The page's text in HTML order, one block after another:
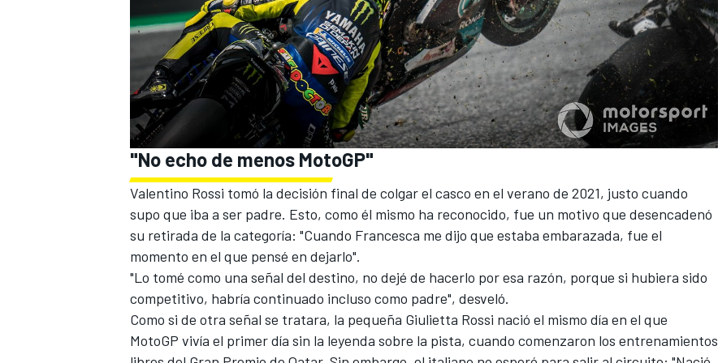
"No echo de menos MotoGP"
Valentino Rossi tomó la decisión final de colgar el casco en el verano de 2021, justo cuando
supo que iba a ser padre. Esto, como él mismo ha reconocido, fue un motivo que desencadenó
su retirada de la categoría: "Cuando Francesca me dijo que estaba embarazada, fue el
momento en el que pensé en dejarlo".
"Lo tomé como una señal del destino, no dejé de hacerlo por esa razón, porque si hubiera sido
competitivo, habría continuado incluso como padre", desveló.
Como si de otra señal se tratara, la pequeña Giulietta Rossi nació el mismo día en el que
MotoGP vivía el primer día sin la leyenda sobre la pista, cuando comenzaron los entrenamientos